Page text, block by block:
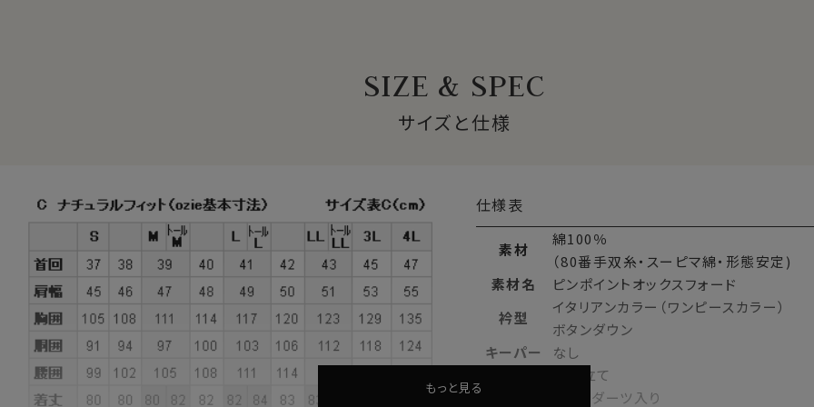
よって第一ボタンをはずして衿を開き気味にして着用すると衿から第一ボタンにかけてきれいなロールが出るようになってい
超長綿は世界の綿生産量のたった3％しかない希少性の高いプレミアムコットンです。
その中の1種類がアメリカ南西部が産地の
スーピマ綿です。
今回は80番手双糸のスーピマ綿を使用して、無地のピンポイントオックスフォードを完全別注生産いたしました。
SIZE & SPEC
サイズと仕様
仕様表
素材
綿100％
（80番手双糸・スーピマ綿・形態安定)
素材名
ピンポイントオックスフォード
衿型
イタリアンカラー（ワンピースカラー）
ボタンダウン
キーパー
なし
裏前立て
バックダーツ入り
もっと見る